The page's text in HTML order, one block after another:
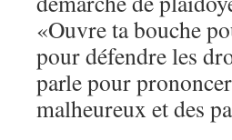
«Ouvre ta bouche
pour défendre les
parle pour
malheureux et des